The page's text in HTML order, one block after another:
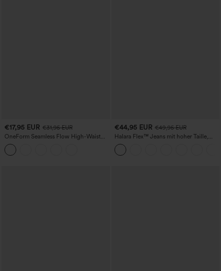
€17,95 EUR €31,95 EUR
OneForm Seamless Flow High-Waist
Yogaleggings – nahtlos, mit hoher
Taille, bauchformend und mit
Hebeeffekt für den Po
€44,95 EUR €49,95 EUR
Halara Flex™ Jeans mit hoher Taille,
Taschen, geradem Bein und Used-Look